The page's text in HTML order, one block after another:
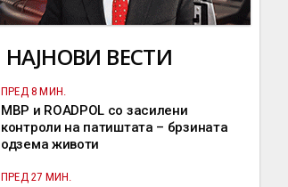
НАЈНОВИ ВЕСТИ
ПРЕД 8 МИН.
МВР и ROADPOL со засилени
контроли на патиштата – брзината
одзема животи
ПРЕД 27 МИН.